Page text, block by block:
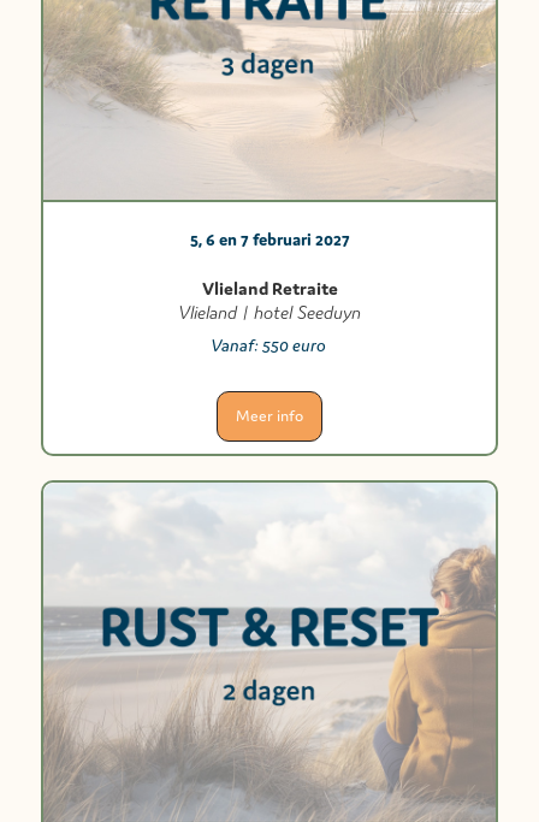
5, 6 en 7 februari 2027
Vlieland Retraite
Vlieland | hotel Seeduyn
Vanaf: 550 euro
Meer info